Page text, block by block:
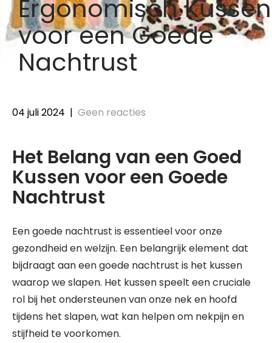
Ergonomisch Kussen
voor een Goede
Nachtrust
04 juli 2024 | Geen reacties
Het Belang van een Goed
Kussen voor een Goede
Nachtrust
Een goede nachtrust is essentieel voor onze
gezondheid en welzijn. Een belangrijk element dat
bijdraagt aan een goede nachtrust is het kussen
waarop we slapen. Het kussen speelt een cruciale
rol bij het ondersteunen van onze nek en hoofd
tijdens het slapen, wat kan helpen om nekpijn en
stijfheid te voorkomen.